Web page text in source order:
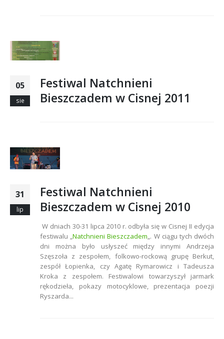
05
sie
Festiwal Natchnieni
Bieszczadem w Cisnej 2011
31
lip
Festiwal Natchnieni
Bieszczadem w Cisnej 2010
W dniach 30-31 lipca 2010 r. odbyła się w Cisnej II edycja
festiwalu „Natchnieni Bieszczadem„. W ciągu tych dwóch
dni można było usłyszeć między innymi Andrzeja
Szęszoła z zespołem, folkowo-rockową grupę Berkut,
zespół Łopienka, czy Agatę Rymarowicz i Tadeusza
Kroka z zespołem. Festiwalowi towarzyszył jarmark
rękodzieła, pokazy motocyklowe, prezentacja poezji
Ryszarda...